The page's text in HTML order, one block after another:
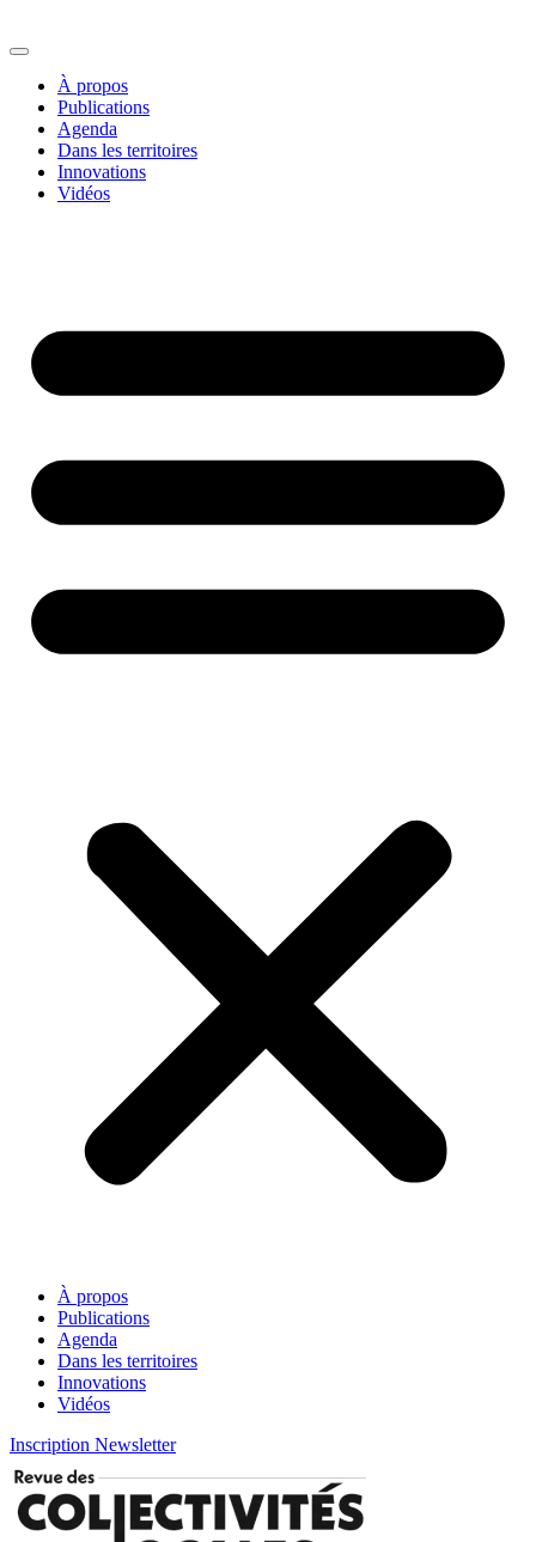
À propos
Publications
Agenda
Dans les territoires
Innovations
Vidéos
À propos
Publications
Agenda
Dans les territoires
Innovations
Vidéos
Inscription Newsletter